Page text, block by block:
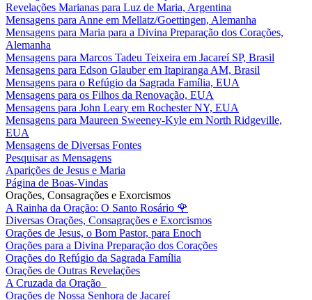
Revelações Marianas para Luz de Maria, Argentina
Mensagens para Anne em Mellatz/Goettingen, Alemanha
Mensagens para Maria para a Divina Preparação dos Corações,
Alemanha
Mensagens para Marcos Tadeu Teixeira em Jacareí SP, Brasil
Mensagens para Edson Glauber em Itapiranga AM, Brasil
Mensagens para o Refúgio da Sagrada Família, EUA
Mensagens para os Filhos da Renovação, EUA
Mensagens para John Leary em Rochester NY, EUA
Mensagens para Maureen Sweeney-Kyle em North Ridgeville,
EUA
Mensagens de Diversas Fontes
Pesquisar as Mensagens
Aparições de Jesus e Maria
Página de Boas-Vindas
Orações, Consagrações e Exorcismos
A Rainha da Oração: O Santo Rosário 🌹
Diversas Orações, Consagrações e Exorcismos
Orações de Jesus, o Bom Pastor, para Enoch
Orações para a Divina Preparação dos Corações
Orações do Refúgio da Sagrada Família
Orações de Outras Revelações
A Cruzada da Oração
Orações de Nossa Senhora de Jacareí